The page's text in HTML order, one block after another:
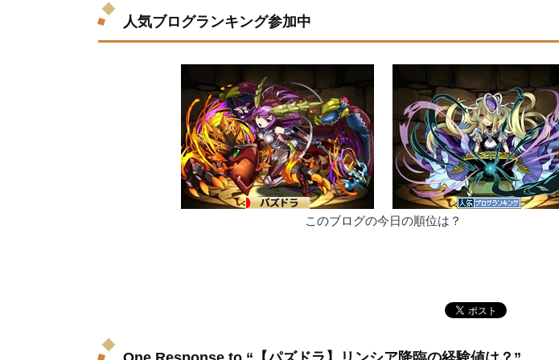
人気ブログランキング参加中
このブログの今日の順位は？